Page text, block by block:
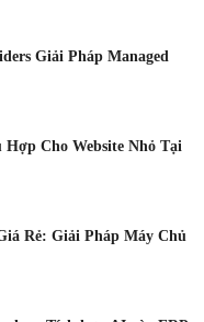
Giải Pháp Managed
Cho Website Nhỏ Tại
Rẻ: Giải Pháp Máy Chủ